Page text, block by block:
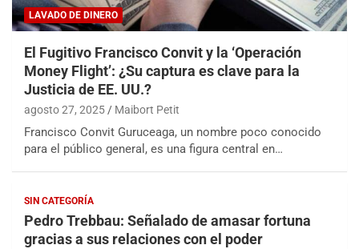
LAVADO DE DINERO
El Fugitivo Francisco Convit y la ‘Operación
Money Flight’: ¿Su captura es clave para la
Justicia de EE. UU.?
agosto 27, 2025 Maibort Petit
Francisco Convit Guruceaga, un nombre poco conocido
para el público general, es una figura central en…
SIN CATEGORÍA
Pedro Trebbau: Señalado de amasar fortuna
gracias a sus relaciones con el poder